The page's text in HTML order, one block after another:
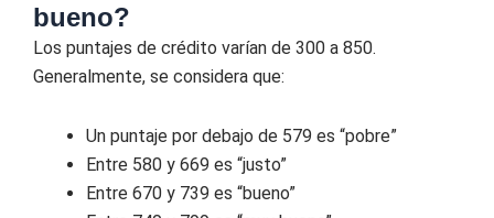
bueno?
Los puntajes de crédito varían de 300 a 850.
Generalmente, se considera que:
Un puntaje por debajo de 579 es “pobre”
Entre 580 y 669 es “justo”
Entre 670 y 739 es “bueno”